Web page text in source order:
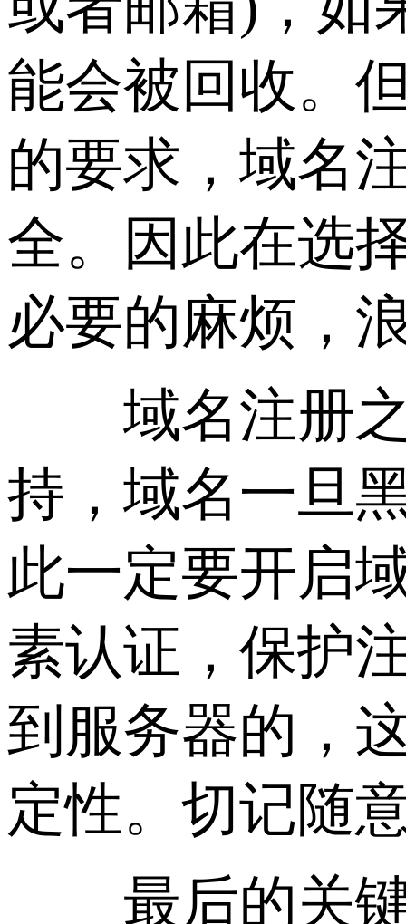
能会被回收。
的要求，域名
全。因此在选
必要的麻烦，
域名注册之
持，域名一旦
此一定要开启
素认证，保护
到服务器的，
定性。切记随
最后的关键